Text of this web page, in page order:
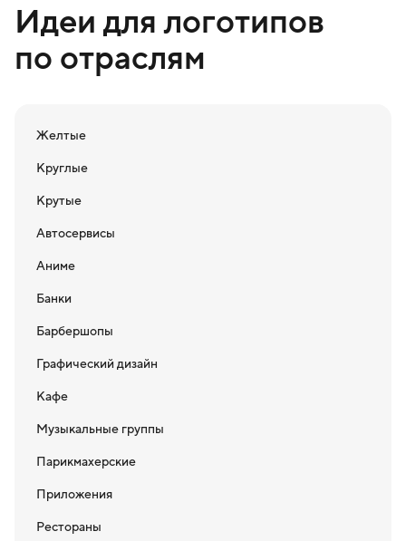
Идеи для логотипов
по отраслям
Желтые
Круглые
Крутые
Автосервисы
Аниме
Банки
Барбершопы
Графический дизайн
Кафе
Музыкальные группы
Парикмахерские
Приложения
Рестораны